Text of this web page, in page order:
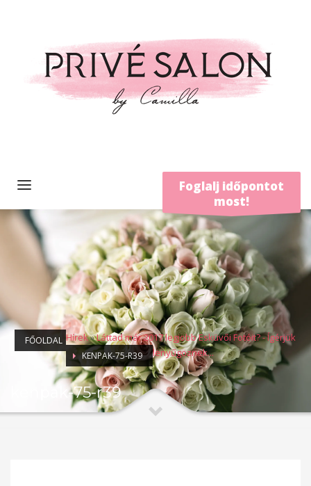
Foglalj időpontot
most!
FŐOLDAL Hírek»Láttad már 2017 legjobb Esküvői Fotóit? - Ígérjük
lenyűgöznek...
KENPAK-75-R39
kenpak-75-r39